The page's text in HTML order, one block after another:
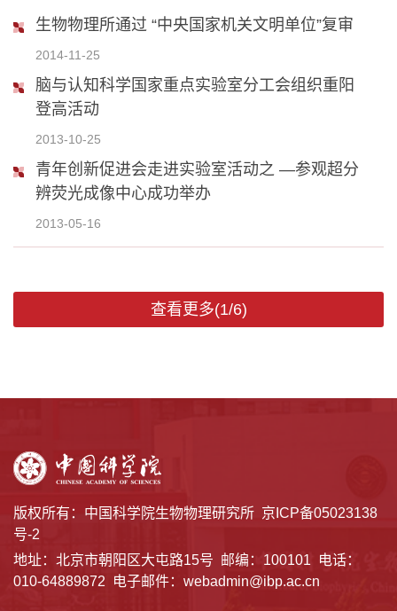
生物物理所通过 “中央国家机关文明单位”复审
2014-11-25
脑与认知科学国家重点实验室分工会组织重阳
登高活动
2013-10-25
青年创新促进会走进实验室活动之 —参观超分
辨荧光成像中心成功举办
2013-05-16
查看更多(1/6)
版权所有：中国科学院生物物理研究所 京ICP备05023138
号-2
地址：北京市朝阳区大屯路15号 邮编：100101 电话：
010-64889872 电子邮件：webadmin@ibp.ac.cn